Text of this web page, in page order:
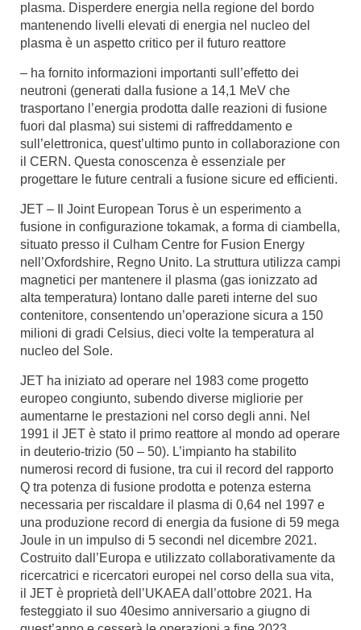
plasma. Disperdere energia nella regione del bordo
mantenendo livelli elevati di energia nel nucleo del
plasma è un aspetto critico per il futuro reattore
– ha fornito informazioni importanti sull’effetto dei
neutroni (generati dalla fusione a 14,1 MeV che
trasportano l’energia prodotta dalle reazioni di fusione
fuori dal plasma) sui sistemi di raffreddamento e
sull’elettronica, quest’ultimo punto in collaborazione con
il CERN. Questa conoscenza è essenziale per
progettare le future centrali a fusione sicure ed efficienti.
JET – Il Joint European Torus è un esperimento a
fusione in configurazione tokamak, a forma di ciambella,
situato presso il Culham Centre for Fusion Energy
nell’Oxfordshire, Regno Unito. La struttura utilizza campi
magnetici per mantenere il plasma (gas ionizzato ad
alta temperatura) lontano dalle pareti interne del suo
contenitore, consentendo un’operazione sicura a 150
milioni di gradi Celsius, dieci volte la temperatura al
nucleo del Sole.
JET ha iniziato ad operare nel 1983 come progetto
europeo congiunto, subendo diverse migliorie per
aumentarne le prestazioni nel corso degli anni. Nel
1991 il JET è stato il primo reattore al mondo ad operare
in deuterio-trizio (50 – 50). L’impianto ha stabilito
numerosi record di fusione, tra cui il record del rapporto
Q tra potenza di fusione prodotta e potenza esterna
necessaria per riscaldare il plasma di 0,64 nel 1997 e
una produzione record di energia da fusione di 59 mega
Joule in un impulso di 5 secondi nel dicembre 2021.
Costruito dall’Europa e utilizzato collaborativamente da
ricercatrici e ricercatori europei nel corso della sua vita,
il JET è proprietà dell’UKAEA dall’ottobre 2021. Ha
festeggiato il suo 40esimo anniversario a giugno di